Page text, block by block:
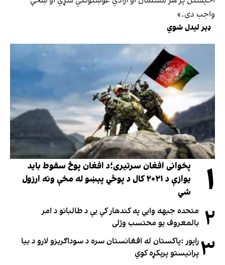
واجب دی.»
ډېر لیدل شوي
۱
پخوانی افغان سرتیری؛د افغان پوځ سقوط باید
یوازې د ۲۰۲۱ کال د پوځي پېښو له مخې ونه ارزول
شي
۲ متحده جبهه وايي په کندهار کې یې د طالبانو د امر
بالمعروف یو محتسب وژلی
۳راپور :پاکستان له افغانستان سره د سوداګریزو لارو د بیا
پرانیستو پرېکړه کوي